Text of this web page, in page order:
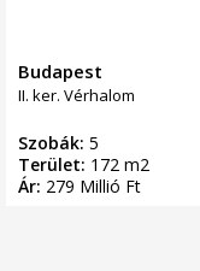
Budapest
II. ker. Vérhalom
Szobák: 5
Terület: 172 m2
Ár: 279 Millió Ft